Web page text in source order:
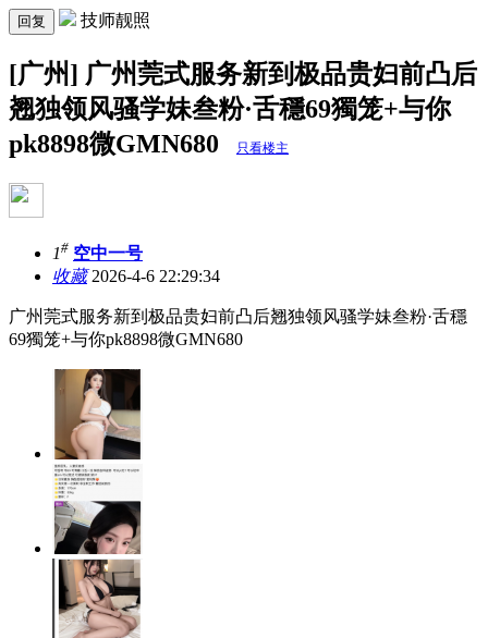
回复 技师靓照
[广州] 广州莞式服务新到极品贵妇前凸后
翘独领风骚学妹叁粉·舌穩69獨笼+与你
pk8898微GMN680
只看楼主
1# 空中一号
收藏2026-4-6 22:29:34
广州莞式服务新到极品贵妇前凸后翘独领风骚学妹叁粉·舌穩
69獨笼+与你pk8898微GMN680